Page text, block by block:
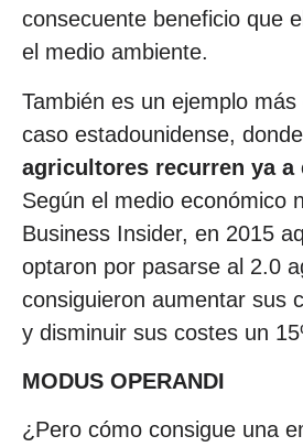
consecuente beneficio que
el medio ambiente.
También es un ejemplo
caso estadounidense, donde
agricultores recurren ya a
Según el medio económico
Business Insider, en 2015
optaron por pasarse al 2.0
consiguieron aumentar sus
y disminuir sus costes un
MODUS OPERANDI
¿Pero cómo consigue una